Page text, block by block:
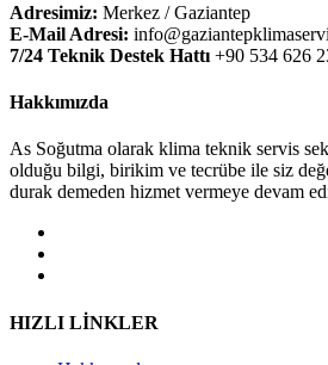
Adresimiz: Merkez / Gaziantep
E-Mail Adresi:
7/24 Teknik Destek Hattı +90 534 626
Hakkımızda
As Soğutma olarak klima teknik servis
olduğu bilgi, birikim ve tecrübe ile siz
durak demeden hizmet vermeye devam
HIZLI LİNKLER